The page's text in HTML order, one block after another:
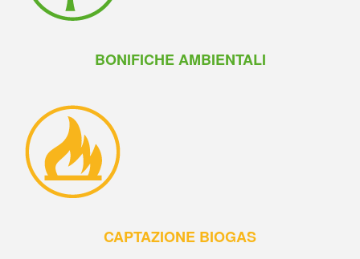
BONIFICHE AMBIENTALI
CAPTAZIONE BIOGAS